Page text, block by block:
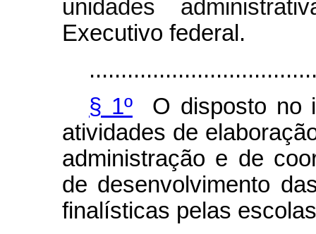
unidades
Executivo federal.
§ 1ºO disposto no
atividades de
administração e de
de desenvolvimento
finalísticas pelas